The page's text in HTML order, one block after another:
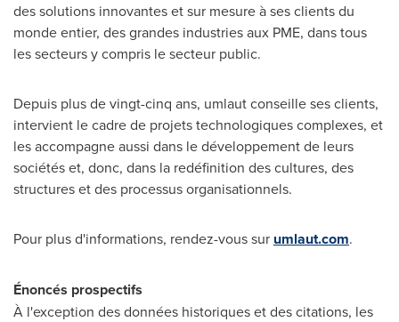
des solutions innovantes et sur mesure à ses clients du
monde entier, des grandes industries aux PME, dans tous
les secteurs y compris le secteur public.
Depuis plus de vingt-cinq ans, umlaut conseille ses clients,
intervient le cadre de projets technologiques complexes, et
les accompagne aussi dans le développement de leurs
sociétés et, donc, dans la redéfinition des cultures, des
structures et des processus organisationnels.
Pour plus d'informations, rendez-vous sur umlaut.com.
Énoncés prospectifs
À l'exception des données historiques et des citations, les